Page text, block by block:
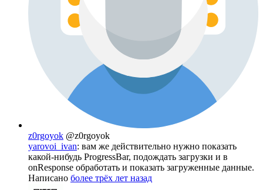
z0rgoyok @z0rgoyok
yarovoi_ivan: вам же действительно нужно показать
какой-нибудь ProgressBar, подождать загрузки и в
onResponse обработать и показать загруженные данные.
Написано более трёх лет назад